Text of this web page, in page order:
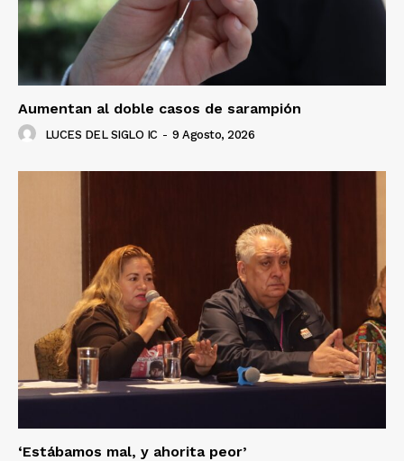
Aumentan al doble casos de sarampión
LUCES DEL SIGLO IC - 9 Agosto, 2026
‘Estábamos mal, y ahorita peor’